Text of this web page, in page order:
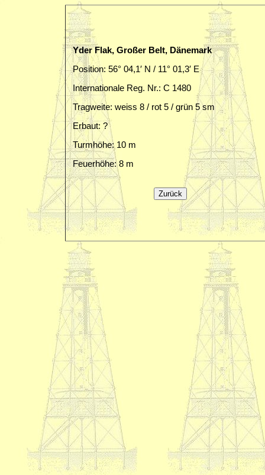
Yder Flak, Großer Belt, Dänemark
Position: 56° 04,1′ N / 11° 01,3′ E
Internationale Reg. Nr.: C 1480
Tragweite: weiss 8 / rot 5 / grün 5 sm
Erbaut: ?
Turmhöhe: 10 m
Feuerhöhe: 8 m